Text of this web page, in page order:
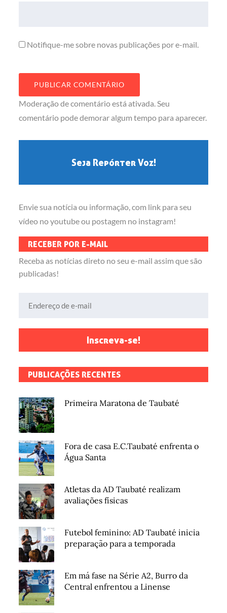
Notifique-me sobre novas publicações por e-mail.
Moderação de comentário está ativada. Seu
comentário pode demorar algum tempo para aparecer.
Seja Repórter Voz!
Envie sua notícia ou informação, com link para seu
vídeo no youtube ou postagem no instagram!
RECEBER POR E-MAIL
Receba as notícias direto no seu e-mail assim que são
publicadas!
Inscreva-se!
PUBLICAÇÕES RECENTES
Primeira Maratona de Taubaté
Fora de casa E.C.Taubaté enfrenta o
Água Santa
Atletas da AD Taubaté realizam
avaliações físicas
Futebol feminino: AD Taubaté inicia
preparação para a temporada
Em má fase na Série A2, Burro da
Central enfrentou a Linense